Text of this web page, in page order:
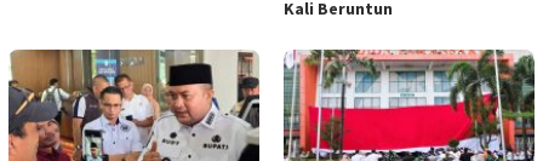
Kali Beruntun